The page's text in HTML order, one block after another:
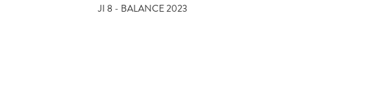
JI 8 - BALANCE 2023